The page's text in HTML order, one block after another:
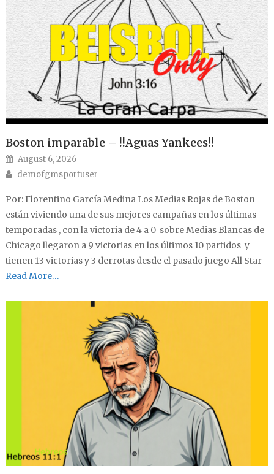
Boston imparable – !!Aguas Yankees!!
Posted on
August 6, 2026
Author
demofgmsportuser
Por: Florentino García Medina Los Medias Rojas de Boston
están viviendo una de sus mejores campañas en los últimas
temporadas , con la victoria de 4 a 0 sobre Medias Blancas de
Chicago llegaron a 9 victorias en los últimos 10 partidos y
tienen 13 victorias y 3 derrotas desde el pasado juego All Star
Read More…